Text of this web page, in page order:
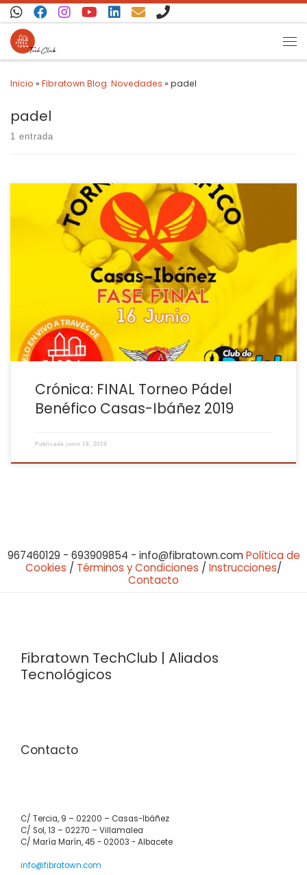
Saltar al contenido
Inicio » Fibratown Blog: Novedades » padel
padel
1 entrada
Lo hemos vuelto a hacer!!! Dónde nos hemos metido?!?!? Lo
primerísimo es dar las gracias a todo participante y organizador
de este evento, que tanta fuerza está cogiendo gracias a ellos:
Club de Pádel de Casas-Ibáñez, Asociación Alberto Navalón,
Pedrito del Rey, colaboradores, jugadores, participantes,
espectadores… todos han ayudado a […]
Crónica: FINAL Torneo Pádel
Benéfico Casas-Ibáñez 2019
Publicada junio 18, 2019
967460129 - 693909854 - info@fibratown.com Política de
Cookies / Términos y Condiciones / Instrucciones/
Contacto
Fibratown TechClub | Aliados
Tecnológicos
Contacto
C/ Tercia, 9 – 02200 – Casas-Ibáñez
C/ Sol, 13 – 02270 – Villamalea
C/ María Marín, 45 - 02003 - Albacete
info@fibratown.com